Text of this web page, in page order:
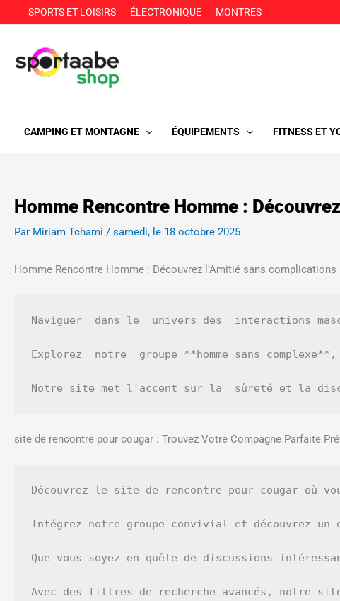
au
SPORTS ET LOISIRS ÉLECTRONIQUE MONTRES
CAMPING ET MONTAGNE ÉQUIPEMENTS FITNESS ET
Homme Rencontre Homme :
Par Miriam Tchami / samedi, le 18 octobre 2025
Homme Rencontre Homme : Découvrez l’Amitié sans complications
Naviguer  dans le  univers des  interactions
Explorez  notre  groupe **homme sans
Notre site met l'accent sur la  sûreté et la
site de rencontre pour cougar : Trouvez Votre Compagne Parfaite
Découvrez le site de rencontre pour cougar où
Intégrez notre groupe convivial et découvrez un
Que vous soyez en quête de discussions